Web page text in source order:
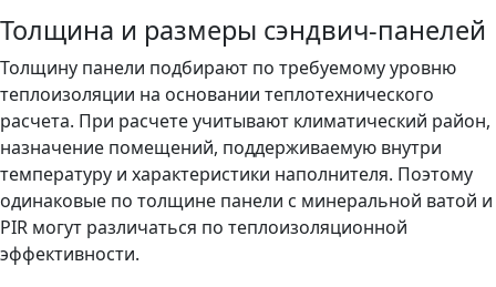
Толщина и размеры сэндвич-панелей
Толщину панели подбирают по требуемому уровню
теплоизоляции на основании теплотехнического
расчета. При расчете учитывают климатический район,
назначение помещений, поддерживаемую внутри
температуру и характеристики наполнителя. Поэтому
одинаковые по толщине панели с минеральной ватой и
PIR могут различаться по теплоизоляционной
эффективности.